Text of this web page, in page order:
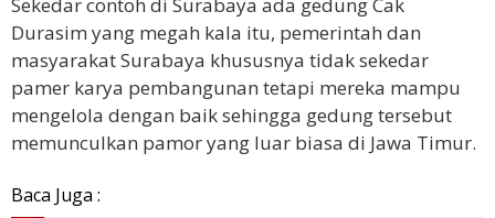
Durasim yang megah kala itu, pemerintah dan
masyarakat Surabaya khususnya tidak sekedar
pamer karya pembangunan tetapi mereka mampu
mengelola dengan baik sehingga gedung tersebut
memunculkan pamor yang luar biasa di Jawa Timur.
Baca Juga :